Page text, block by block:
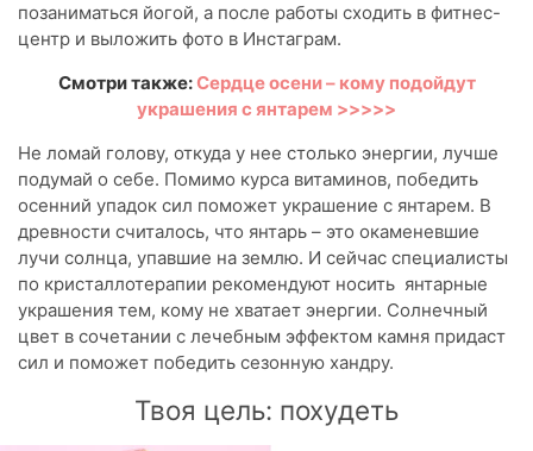
позаниматься йогой, а после работы сходить в фитнес-
центр и выложить фото в Инстаграм.
Смотри также:Сердце осени – кому подойдут
украшения с янтарем >>>>>
Не ломай голову, откуда у нее столько энергии, лучше
подумай о себе. Помимо курса витаминов, победить
осенний упадок сил поможет украшение с янтарем. В
древности считалось, что янтарь – это окаменевшие
лучи солнца, упавшие на землю. И сейчас специалисты
по кристаллотерапии рекомендуют носить янтарные
украшения тем, кому не хватает энергии. Солнечный
цвет в сочетании с лечебным эффектом камня придаст
сил и поможет победить сезонную хандру.
Твоя цель: похудеть